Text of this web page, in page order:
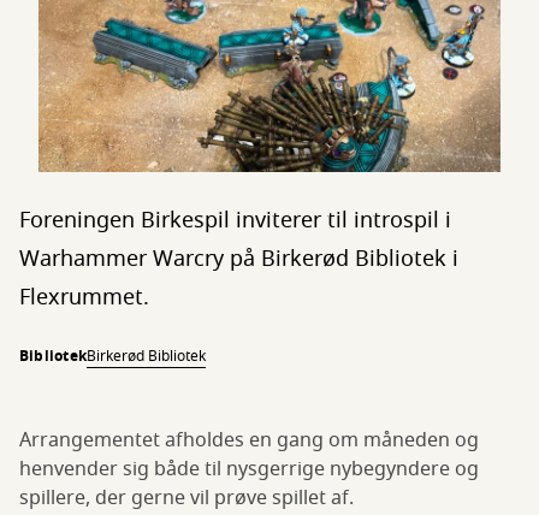
Foreningen Birkespil inviterer til introspil i
Warhammer Warcry på Birkerød Bibliotek i
Flexrummet.
BibliotekBirkerød Bibliotek
Arrangementet afholdes en gang om måneden og
henvender sig både til nysgerrige nybegyndere og
spillere, der gerne vil prøve spillet af.